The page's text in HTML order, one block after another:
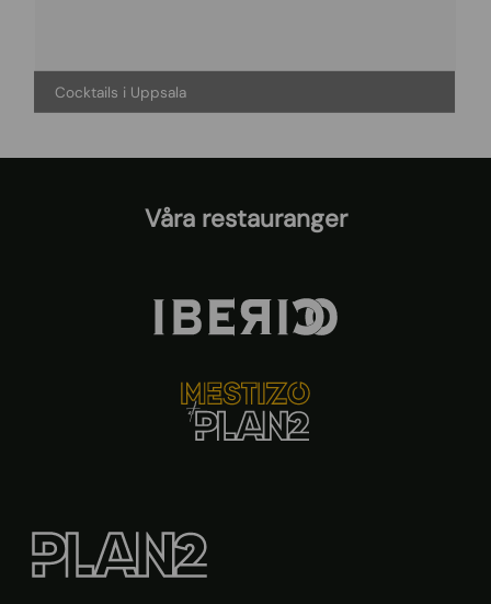
Cocktails i Uppsala
Våra restauranger